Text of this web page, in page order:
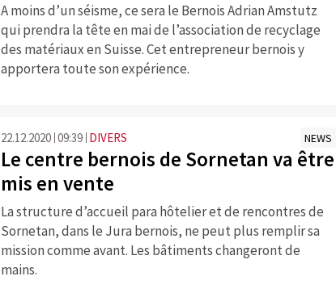
A moins d’un séisme, ce sera le Bernois Adrian Amstutz
qui prendra la tête en mai de l’association de recyclage
des matériaux en Suisse. Cet entrepreneur bernois y
apportera toute son expérience.
22.12.2020 09:39 DIVERS NEWS
Le centre bernois de Sornetan va être
mis en vente
La structure d’accueil para hôtelier et de rencontres de
Sornetan, dans le Jura bernois, ne peut plus remplir sa
mission comme avant. Les bâtiments changeront de
mains.